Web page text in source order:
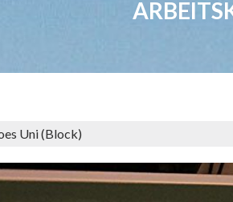
Uni (Block)